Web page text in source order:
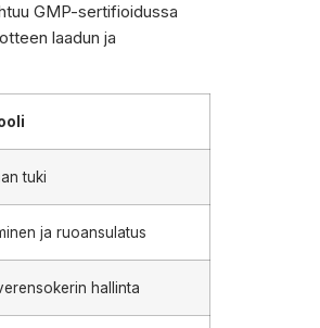
GMP-sertifioidussa
laadun ja
tuki
ja ruoansulatus
hallinta